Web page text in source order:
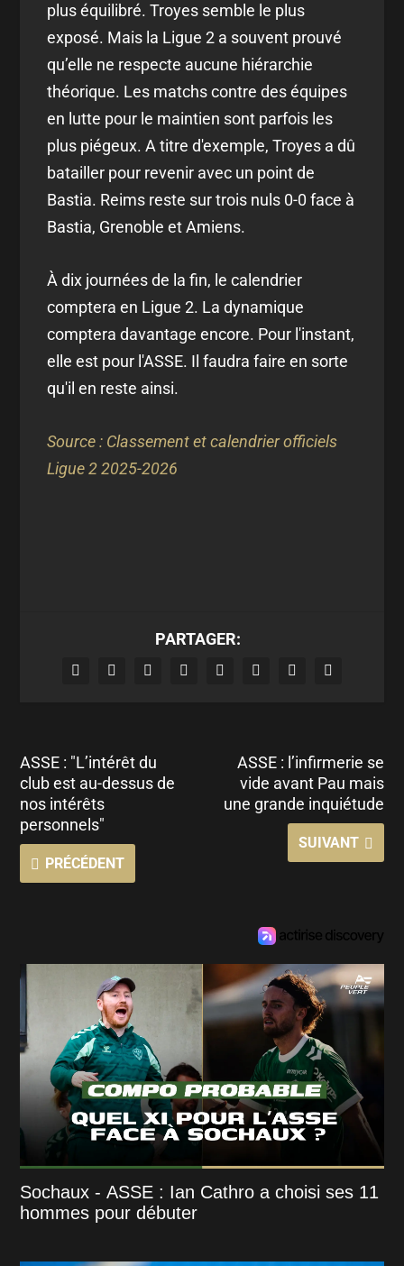
plus équilibré. Troyes semble le plus
exposé. Mais la Ligue 2 a souvent prouvé
qu’elle ne respecte aucune hiérarchie
théorique. Les matchs contre des équipes
en lutte pour le maintien sont parfois les
plus piégeux. A titre d'exemple, Troyes a dû
batailler pour revenir avec un point de
Bastia. Reims reste sur trois nuls 0-0 face à
Bastia, Grenoble et Amiens.
À dix journées de la fin, le calendrier
comptera en Ligue 2. La dynamique
comptera davantage encore. Pour l'instant,
elle est pour l'ASSE. Il faudra faire en sorte
qu'il en reste ainsi.
Source : Classement et calendrier officiels
Ligue 2 2025-2026
PARTAGER:
ASSE : "L’intérêt du
club est au-dessus de
nos intérêts
personnels"
PRÉCÉDENT
ASSE : l’infirmerie se
vide avant Pau mais
une grande inquiétude
SUIVANT
Sochaux - ASSE : Ian Cathro a choisi ses 11
hommes pour débuter